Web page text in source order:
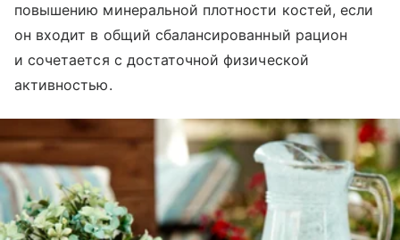
повышению минеральной плотности костей, если
он входит в общий сбалансированный рацион
и сочетается с достаточной физической
активностью.